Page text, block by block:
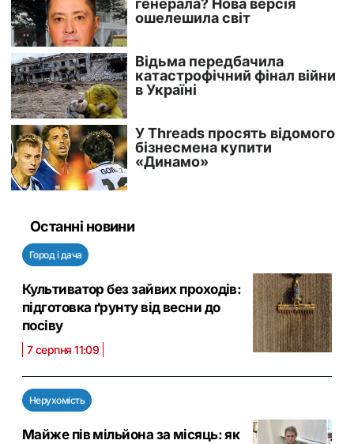
Останні новини
Город і дача
Культиватор без зайвих проходів:
підготовка ґрунту від весни до
посіву
7 серпня 11:09
Нерухомість
Майже пів мільйона за місяць: як